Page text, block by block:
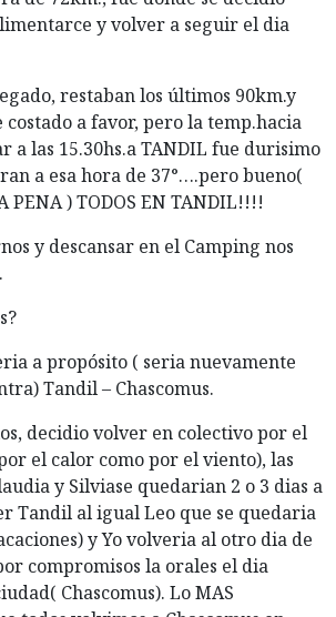
y volver a seguir el dia
restaban los últimos 90km.y
costado a favor, pero la temp.hacia
a las 15.30hs.a TANDIL fue durisimo
a esa hora de 37°….pero bueno(
PENA ) TODOS EN TANDIL!!!!
y descansar en el Camping nos
a propósito ( seria nuevamente
Tandil – Chascomus.
decidio volver en colectivo por el
el calor como por el viento), las
y Silviase quedarian 2 o 3 dias a
Tandil al igual Leo que se quedaria
y Yo volveria al otro dia de
compromisos la orales el dia
Chascomus). Lo MAS